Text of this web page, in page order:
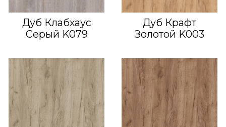
Дуб Клабхаус
Серый K079
Дуб Крафт
Золотой K003